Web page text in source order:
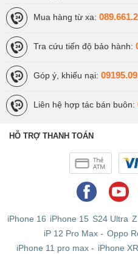
Mua hàng từ xa:
Tra cứu tiến độ bảo hành:
Góp ý, khiếu nại:
Liên hệ hợp tác bán buôn:
HỖ TRỢ THANH TOÁN
iPhone 16 iPhone 15 S24 Ultra
iP 12 Pro Max- Oppo
iPhone 11 pro max- iPhone XR